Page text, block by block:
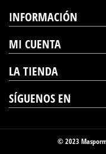
INFORMACIÓN
MI CUENTA
LA TIENDA
SÍGUENOS EN
© 2023